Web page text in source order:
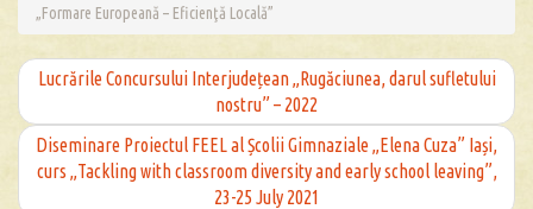
„Formare Europeană – Eficienţă Locală”
Lucrările Concursului Interjudețean „Rugăciunea, darul sufletului
nostru” – 2022
Diseminare Proiectul FEEL al Școlii Gimnaziale „Elena Cuza” Iași,
curs „Tackling with classroom diversity and early school leaving”,
23-25 July 2021